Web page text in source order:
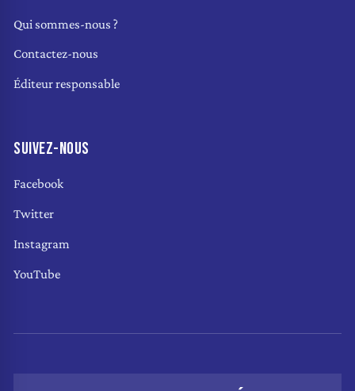
Qui sommes-nous ?
Contactez-nous
Éditeur responsable
SUIVEZ-NOUS
Facebook
Twitter
Instagram
YouTube